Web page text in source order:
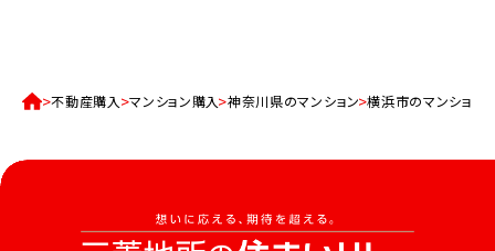
不動産購入 マンション購入 神奈川県のマンション 横浜市のマンション